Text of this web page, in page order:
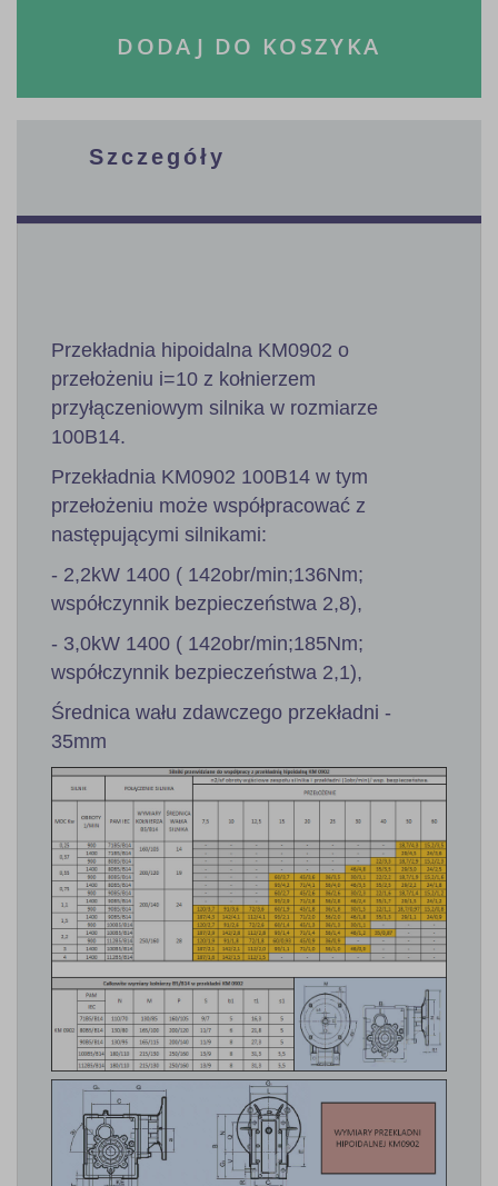
DODAJ DO KOSZYKA
Szczegóły
Przekładnia hipoidalna KM0902 o
przełożeniu i=10 z kołnierzem
przyłączeniowym silnika w rozmiarze
100B14.
Przekładnia KM0902 100B14 w tym
przełożeniu może współpracować z
następującymi silnikami:
- 2,2kW 1400 ( 142obr/min;136Nm;
współczynnik bezpieczeństwa 2,8),
- 3,0kW 1400 ( 142obr/min;185Nm;
współczynnik bezpieczeństwa 2,1),
Średnica wału zdawczego przekładni -
35mm